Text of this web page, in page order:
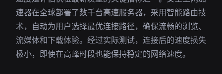
速器在全球部署了数千台高速服务器，采用智能路由技
术，自动为用户选择最优连接路径，确保流畅的浏览、
流媒体和下载体验。经过实际测试，连接后的速度损失
极小，即使在高峰时段也能保持稳定的网络速度。